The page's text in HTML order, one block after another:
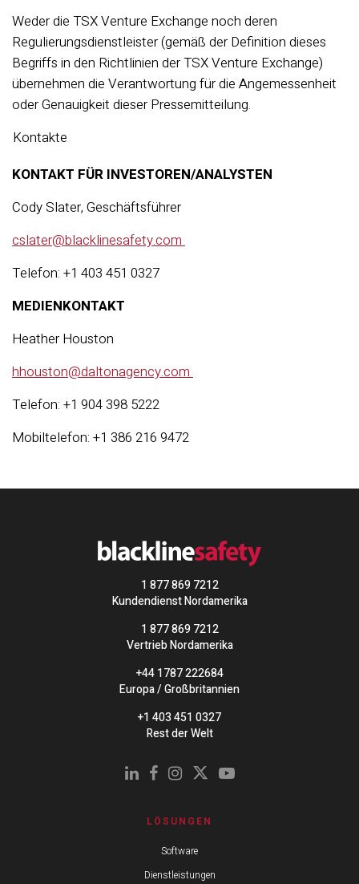
Weder die TSX Venture Exchange noch deren
Regulierungsdienstleister (gemäß der Definition dieses
Begriffs in den Richtlinien der TSX Venture Exchange)
übernehmen die Verantwortung für die Angemessenheit
oder Genauigkeit dieser Pressemitteilung.
Kontakte
KONTAKT FÜR INVESTOREN/ANALYSTEN
Cody Slater, Geschäftsführer
cslater@blacklinesafety.com
Telefon: +1 403 451 0327
MEDIENKONTAKT
Heather Houston
hhouston@daltonagency.com
Telefon: +1 904 398 5222
Mobiltelefon: +1 386 216 9472
1 877 869 7212
Kundendienst Nordamerika
1 877 869 7212
Vertrieb Nordamerika
+44 1787 222684
Europa / Großbritannien
+1 403 451 0327
Rest der Welt
LÖSUNGEN
Software
Dienstleistungen